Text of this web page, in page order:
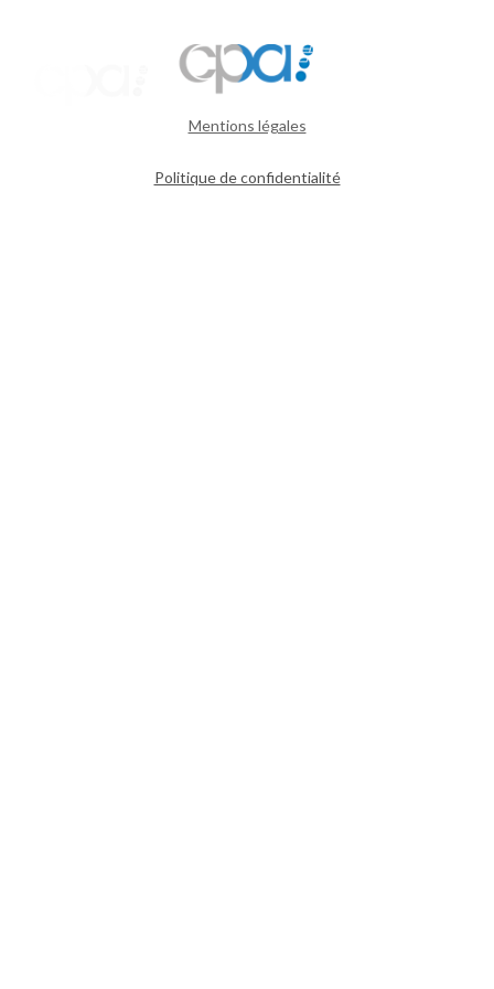
Mentions légales
Politique de confidentialité